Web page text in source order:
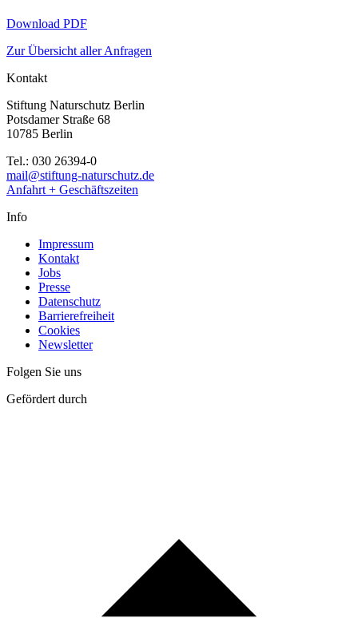
Download PDF
Zur Übersicht aller Anfragen
Kontakt
Stiftung Naturschutz Berlin
Potsdamer Straße 68
10785 Berlin
Tel.: 030 26394-0
mail@stiftung-naturschutz.de
Anfahrt + Geschäftszeiten
Info
Impressum
Kontakt
Jobs
Presse
Datenschutz
Barrierefreiheit
Cookies
Newsletter
Folgen Sie uns
Gefördert durch